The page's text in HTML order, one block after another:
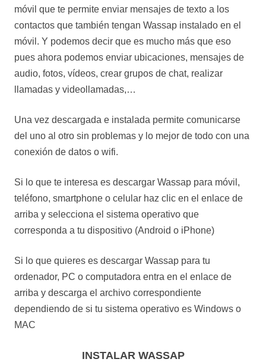
móvil que te permite enviar mensajes de texto a los
contactos que también tengan Wassap instalado en el
móvil. Y podemos decir que es mucho más que eso
pues ahora podemos enviar ubicaciones, mensajes de
audio, fotos, vídeos, crear grupos de chat, realizar
llamadas y videollamadas,…
Una vez descargada e instalada permite comunicarse
del uno al otro sin problemas y lo mejor de todo con una
conexión de datos o wifi.
Si lo que te interesa es descargar Wassap para móvil,
teléfono, smartphone o celular haz clic en el enlace de
arriba y selecciona el sistema operativo que
corresponda a tu dispositivo (Android o iPhone)
Si lo que quieres es descargar Wassap para tu
ordenador, PC o computadora entra en el enlace de
arriba y descarga el archivo correspondiente
dependiendo de si tu sistema operativo es Windows o
MAC
INSTALAR WASSAP